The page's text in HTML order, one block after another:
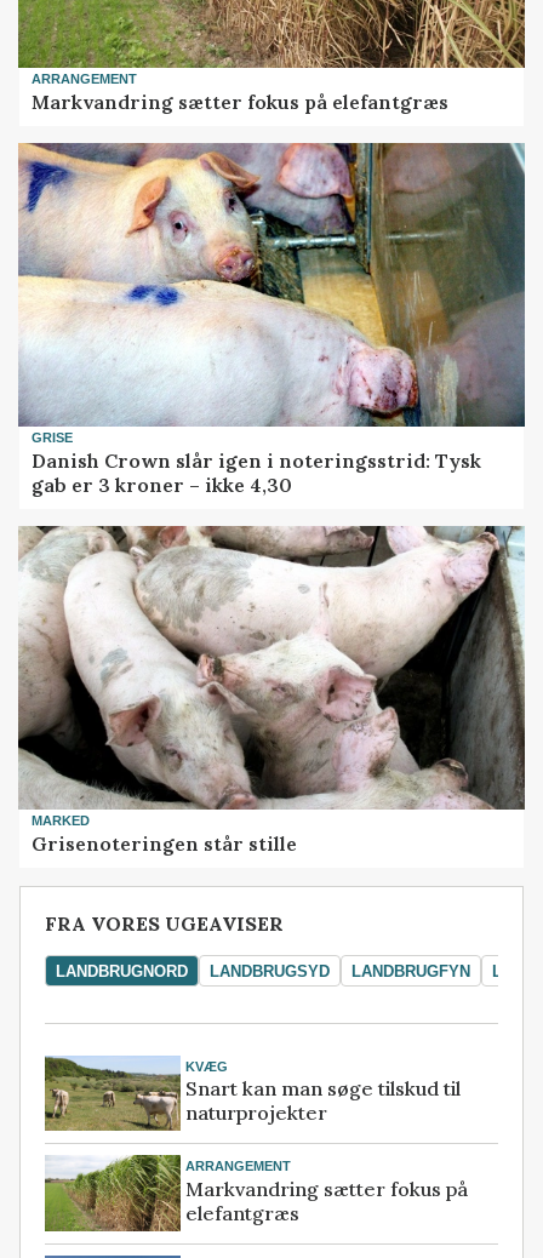
ARRANGEMENT
Markvandring sætter fokus på elefantgræs
GRISE
Danish Crown slår igen i noteringsstrid: Tysk
gab er 3 kroner – ikke 4,30
MARKED
Grisenoteringen står stille
FRA VORES UGEAVISER
LANDBRUGNORD LANDBRUGSYD LANDBRUGFYN
KVÆG
Snart kan man søge tilskud til
naturprojekter
ARRANGEMENT
Markvandring sætter fokus på
elefantgræs